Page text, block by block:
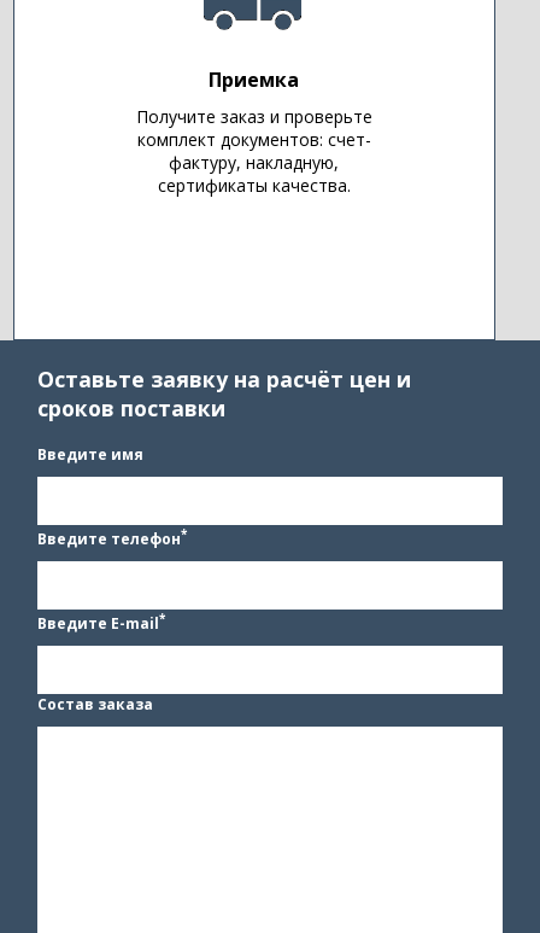
Приемка
Получите заказ и проверьте
комплект документов: счет-
фактуру, накладную,
сертификаты качества.
Оставьте заявку на расчёт цен и
сроков поставки
Введите имя
Введите телефон*
Введите E-mail*
Состав заказа